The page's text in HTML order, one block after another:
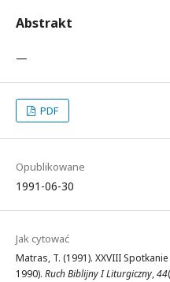
Abstrakt
—
PDF
Opublikowane
1991-06-30
Jak cytować
Matras, T. (1991). XXVIII
1990). Ruch Biblijny I Liturgiczny,44